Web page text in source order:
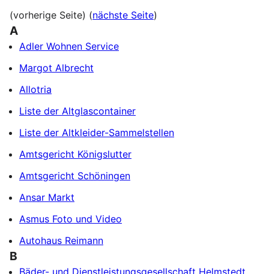
(vorherige Seite) (nächste Seite)
A
Adler Wohnen Service
Margot Albrecht
Allotria
Liste der Altglascontainer
Liste der Altkleider-Sammelstellen
Amtsgericht Königslutter
Amtsgericht Schöningen
Ansar Markt
Asmus Foto und Video
Autohaus Reimann
B
Bäder- und Dienstleistungsgesellschaft Helmstedt